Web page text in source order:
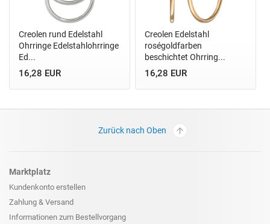
Creolen rund Edelstahl
Ohrringe Edelstahlohrringe
Ed...
16,28 EUR
Creolen Edelstahl
roségoldfarben
beschichtet Ohrring...
16,28 EUR
Zurück nach Oben
Marktplatz
Kundenkonto erstellen
Zahlung & Versand
Informationen zum Bestellvorgang